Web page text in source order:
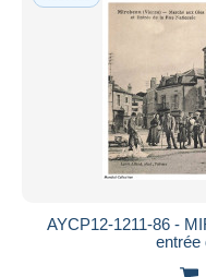
AYCP12-1211-86 -
entrée